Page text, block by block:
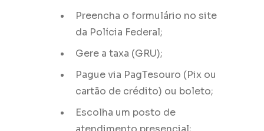
Preencha o formulário no site
da Polícia Federal;
Gere a taxa (GRU);
Pague via PagTesouro (Pix ou
cartão de crédito) ou boleto;
Escolha um posto de